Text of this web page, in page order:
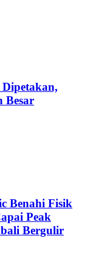
Besar
Benahi Fisik
Peak
Bergulir